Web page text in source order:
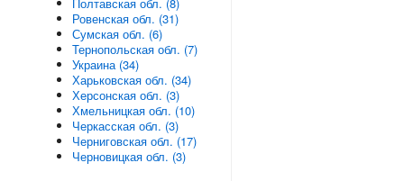
Ровенская обл. (31)
Сумская обл. (6)
Тернопольская обл. (7)
Украина (34)
Харьковская обл. (34)
Херсонская обл. (3)
Хмельницкая обл. (10)
Черкасская обл. (3)
Черниговская обл. (17)
Черновицкая обл. (3)